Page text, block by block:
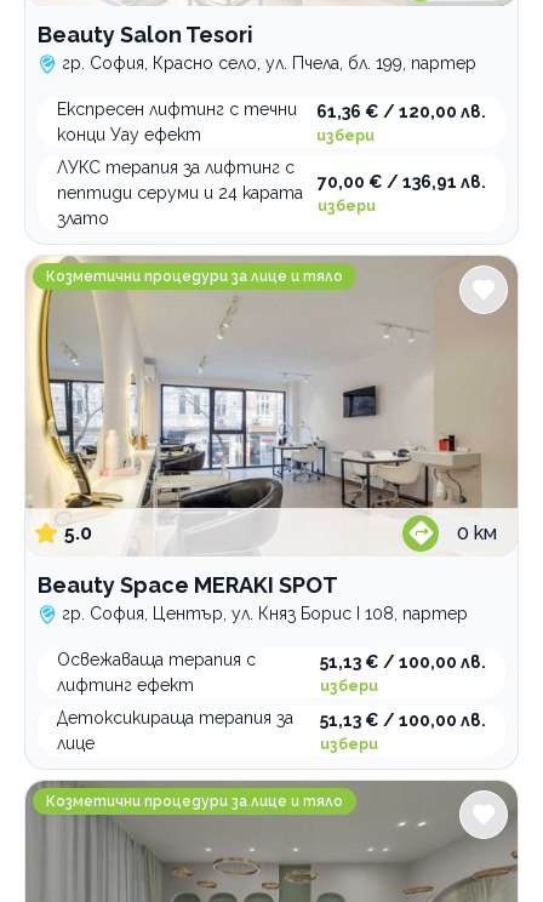
Beauty Salon Tesori
гр. София, Красно село, ул. Пчела, бл. 199, партер
Експресен лифтинг с течни
конци Уау ефект
61,36 € / 120,00 лв.
избери
ЛУКС терапия за лифтинг с
пептиди серуми и 24 карата
злато
70,00 € / 136,91 лв.
избери
Beauty Space MERAKI SPOT
Козметични процедури за лице и тяло
5.0 0 км
Beauty Space MERAKI SPOT
гр. София, Център, ул. Княз Борис I 108, партер
Освежаваща терапия с
лифтинг ефект
51,13 € / 100,00 лв.
избери
Детоксикираща терапия за
лице
51,13 € / 100,00 лв.
избери
Capital Rituals
Козметични процедури за лице и тяло
възстановяваща
дарсонвал
дермапен
за чувствителна кожа
избелваща
карбокситерапия
кислородна
лечение на акне
лифтинг
масаж
маска
околоочен контур
пилинг
подмладяваща
подхранваща
почистване
преглед и консултация
с ултразвук
хидратираща
Терапии и процедури за тяло
антицелулитни процедури
кавитация
криопен
лечение разширени капиляри
Фотоподмладяване
за лице
Категории
Бръснари
Козметични процедури за лице и тяло
Депилация, лазерна и фотоепилация